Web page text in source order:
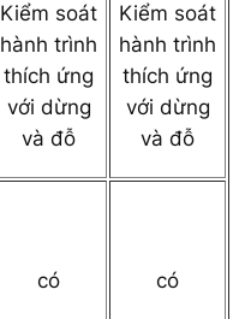
Kiểm soát
hành trình
thích ứng
với dừng
và đỗ
Kiểm soát
hành trình
thích ứng
với dừng
và đỗ
có có